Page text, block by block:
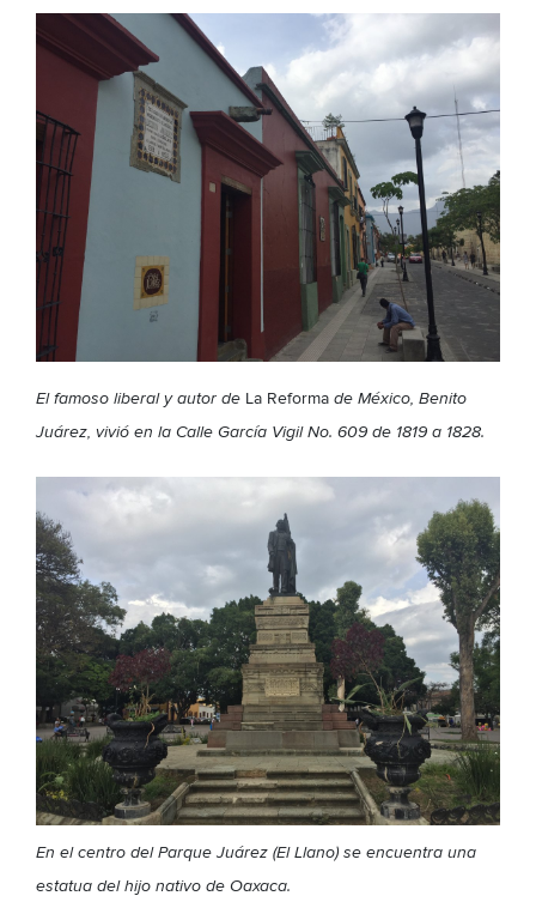
El famoso liberal y autor de La Reforma de México, Benito
Juárez, vivió en la Calle García Vigil No. 609 de 1819 a 1828.
En el centro del Parque Juárez (El Llano) se encuentra una
estatua del hijo nativo de Oaxaca.